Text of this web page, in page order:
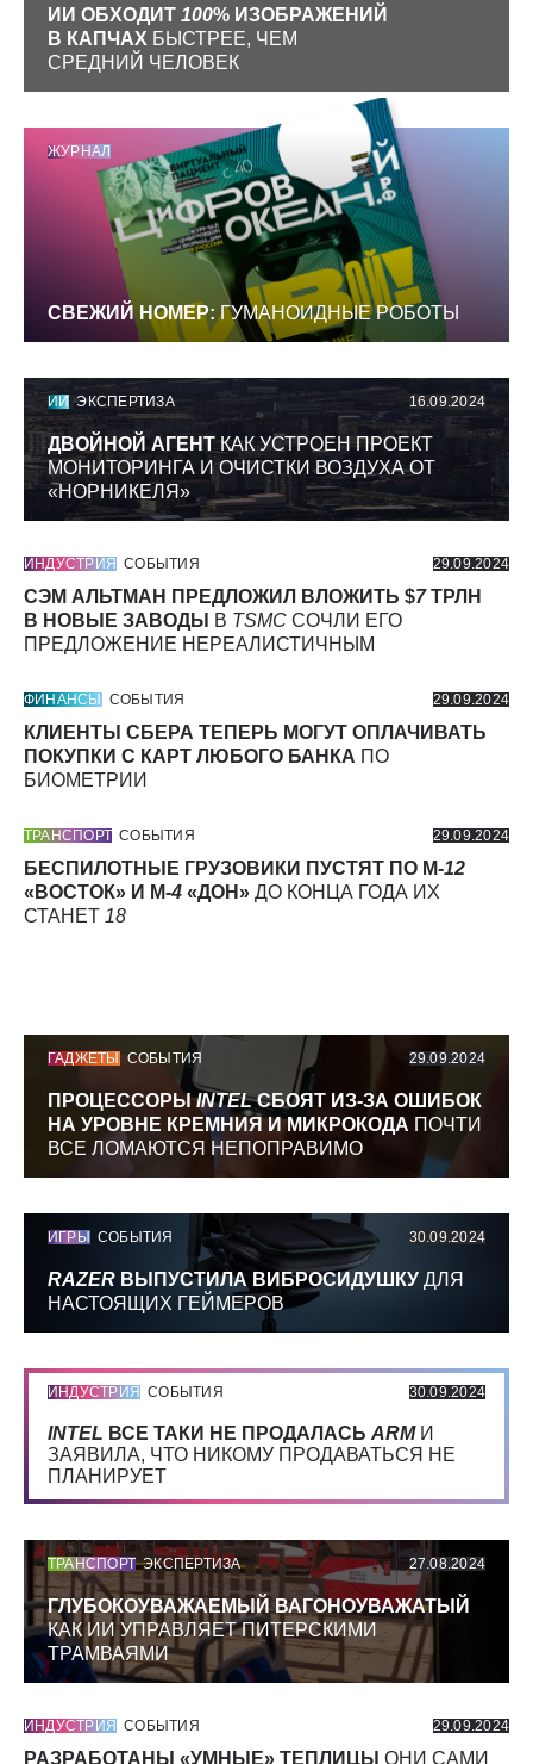
ИИ ОБХОДИТ 100% ИЗОБРАЖЕНИЙ
В КАПЧАХ БЫСТРЕЕ, ЧЕМ
СРЕДНИЙ ЧЕЛОВЕК
ЖУРНАЛ
СВЕЖИЙ НОМЕР: ГУМАНОИДНЫЕ РОБОТЫ
ИИ ЭКСПЕРТИЗА 16.09.2024
ДВОЙНОЙ АГЕНТКАК УСТРОЕН ПРОЕКТ
МОНИТОРИНГА И ОЧИСТКИ ВОЗДУХА ОТ
«НОРНИКЕЛЯ»
ИНДУСТРИЯ СОБЫТИЯ 29.09.2024
СЭМ АЛЬТМАН ПРЕДЛОЖИЛ ВЛОЖИТЬ $7ТРЛН
В НОВЫЕ ЗАВОДЫ
В TSMC СОЧЛИ ЕГО
ПРЕДЛОЖЕНИЕ НЕРЕАЛИСТИЧНЫМ
ФИНАНСЫ СОБЫТИЯ 29.09.2024
КЛИЕНТЫ СБЕРА ТЕПЕРЬ МОГУТ ОПЛАЧИВАТЬ
ПОКУПКИ С КАРТ ЛЮБОГО БАНКА ПО
БИОМЕТРИИ
ТРАНСПОРТ СОБЫТИЯ 29.09.2024
БЕСПИЛОТНЫЕ ГРУЗОВИКИ ПУСТЯТ ПО М-12
«ВОСТОК» И М-4 «ДОН» ДО КОНЦА ГОДА ИХ
СТАНЕТ 18
ГАДЖЕТЫ СОБЫТИЯ 29.09.2024
ПРОЦЕССОРЫINTELСБОЯТ ИЗ-ЗА ОШИБОК
НА УРОВНЕ КРЕМНИЯ И МИКРОКОДА ПОЧТИ
ВСЕ ЛОМАЮТСЯ НЕПОПРАВИМО
ИГРЫ СОБЫТИЯ 30.09.2024
RAZER ВЫПУСТИЛА ВИБРОСИДУШКУ ДЛЯ
НАСТОЯЩИХ ГЕЙМЕРОВ
ИНДУСТРИЯ СОБЫТИЯ 30.09.2024
INTEL ВСЕ ТАКИ НЕ ПРОДАЛАСЬ ARMИ
ЗАЯВИЛА, ЧТО НИКОМУ ПРОДАВАТЬСЯ НЕ
ПЛАНИРУЕТ
ТРАНСПОРТ ЭКСПЕРТИЗА 27.08.2024
ГЛУБОКОУВАЖАЕМЫЙ ВАГОНОУВАЖАТЫЙ
КАК ИИ УПРАВЛЯЕТ ПИТЕРСКИМИ
ТРАМВАЯМИ
ИНДУСТРИЯ СОБЫТИЯ 29.09.2024
РАЗРАБОТАНЫ «УМНЫЕ» ТЕПЛИЦЫ ОНИ САМИ